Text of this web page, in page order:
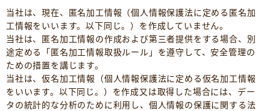
当社は、現在、匿名加工情報（個人情報保護法に定める匿名加
工情報をいいます。以下同じ。）を作成していません。
当社は、匿名加工情報の作成および第三者提供をする場合、別
途定める「匿名加工情報取扱ルール」を遵守して、安全管理の
ための措置を講じます。
当社は、仮名加工情報（個人情報保護法に定める仮名加工情報
をいいます。以下同じ。）を作成又は取得した場合には、デー
タの統計的な分析のために利用し、個人情報の保護に関する法